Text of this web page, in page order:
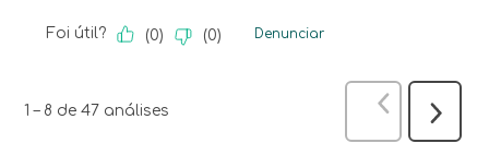
Foi útil? (0) (0) Denunciar
1 – 8 de 47 análises Anterior